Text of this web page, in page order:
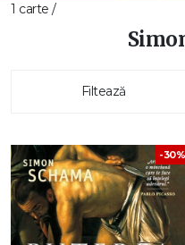
1 carte /
Filtează
-30%